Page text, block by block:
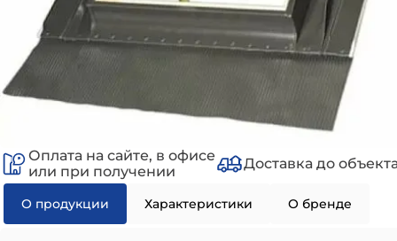
Оплата на сайте, в офисе
или при получении
Доставка до
О продукции Характеристики О бренде